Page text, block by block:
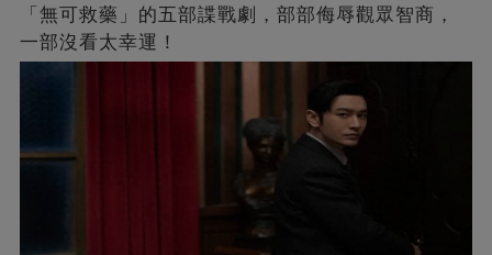
「無可救藥」的五部諜戰劇，部部侮辱觀眾智商，
一部沒看太幸運！